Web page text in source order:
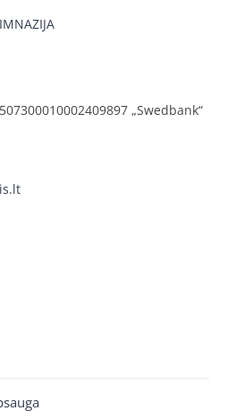
„Swedbank“